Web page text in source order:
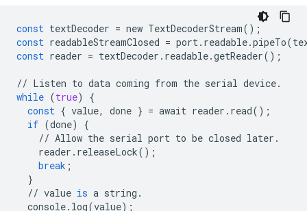
const textDecoder = new TextDecoderStream();
const readableStreamClosed = port. readable.pipeTo(
const reader = textDecoder . readable.getReader();
// Listen to data coming from the serial device.
while (true)
{
const { value, done } = await reader . read();
if (done)
{
// Allow the serial port to be closed later .
reader . releaseLock();
break ;
}
// value is a string .
console. log(value);